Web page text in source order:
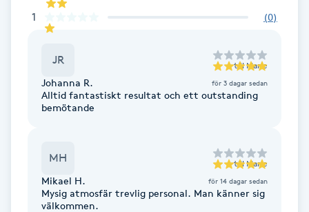
Friskvårdsmassage
Funktionsanalys
Föning
1 (0)
JR till Marie
Johanna R. för 3 dagar sedan
Alltid fantastiskt resultat och ett outstanding
bemötande
MH till Marie
Mikael H. för 14 dagar sedan
Mysig atmosfär trevlig personal. Man känner sig
välkommen.